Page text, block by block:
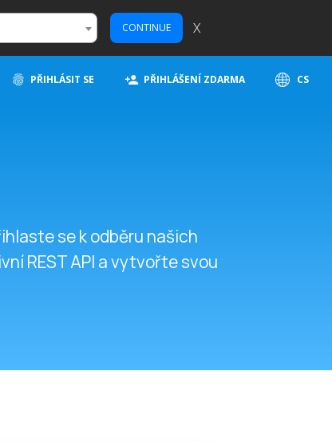
CONTINUE X
PŘIHLÁSIT SE PŘIHLÁŠENÍ ZDARMA CS
se k odběru našich
REST API a vytvořte svou